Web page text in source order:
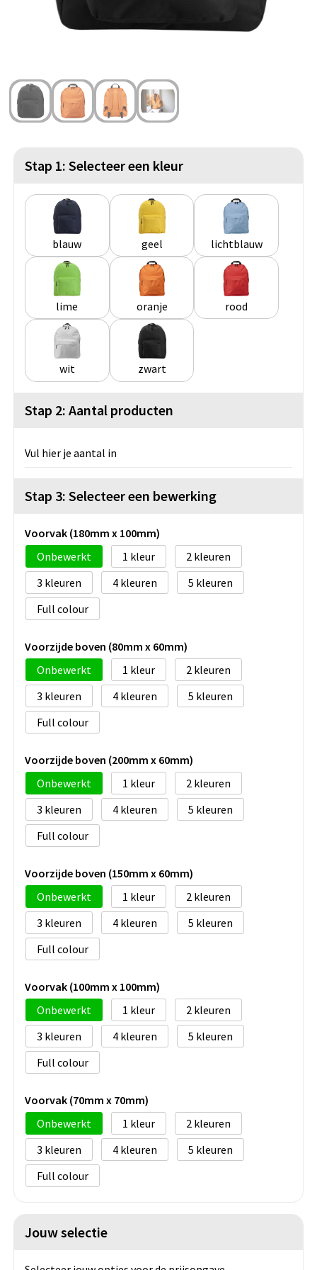
Strandtassen
Waterbestendige tassen
Duffeltassen
Blazers
Lampen en Gereedschap
Spellen voor binnen en buiten
Feestartikelen
Levensmiddelen
Themapakketten
Stap 1: Selecteer een kleur
blauw geel lichtblauw
lime oranje rood
wit zwart
Stap 2: Aantal producten
Vul hier je aantal in
Stap 3: Selecteer een bewerking
Voorvak (180mm x 100mm)
Onbewerkt
1
2
3
4
5
Full colour
Voorzijde boven (80mm x 60mm)
Onbewerkt
1
2
3
4
5
Full colour
Voorzijde boven (200mm x 60mm)
Onbewerkt
1
2
3
4
5
Full colour
Voorzijde boven (150mm x 60mm)
Onbewerkt
1
2
3
4
5
Full colour
Voorvak (100mm x 100mm)
Onbewerkt
1
2
3
4
5
Full colour
Voorvak (70mm x 70mm)
Onbewerkt
1
2
3
4
5
Full colour
Jouw selectie